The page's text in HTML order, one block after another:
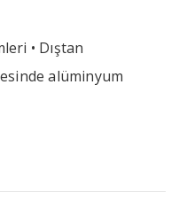
• Dıştan
alüminyum